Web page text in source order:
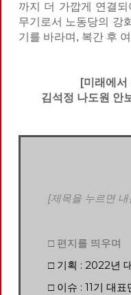
까지 더 가깝게 연결
무기로서 노동당의 강
기를 바라며, 복간 후
[미래에서
김석정 나도원 안
[제목을 누르면
□ 편지를 띄우며
□ 기획 : 2022년
□ 이슈 : 11기 대